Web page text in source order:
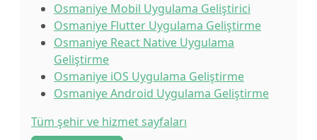
Osmaniye Mobil Uygulama Geliştirici
Osmaniye Flutter Uygulama Geliştirme
Osmaniye React Native Uygulama
Geliştirme
Osmaniye iOS Uygulama Geliştirme
Osmaniye Android Uygulama Geliştirme
Tüm şehir ve hizmet sayfaları